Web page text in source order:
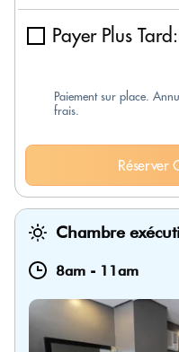
Payer Plus Tard:
Paiement sur place.
frais.
Réserver
Chambre
8am - 11am